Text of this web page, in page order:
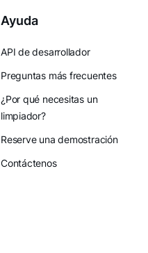
Ayuda
API de desarrollador
Preguntas más frecuentes
¿Por qué necesitas un
limpiador?
Reserve una demostración
Contáctenos